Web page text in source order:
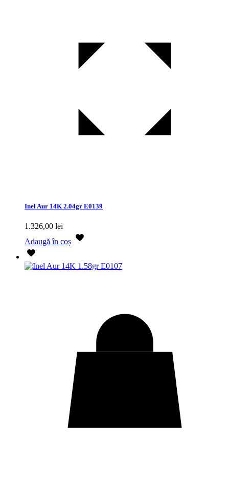
Inel Aur 14K 2.04gr E0139
1.326,00 lei
Adaugă în coș